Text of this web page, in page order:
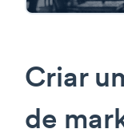
Criar
de